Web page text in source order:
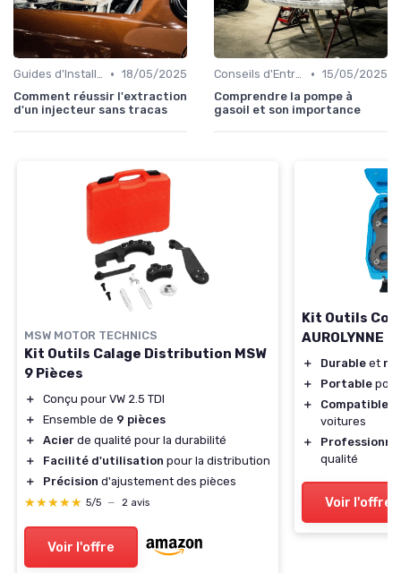
Guides d'Installation et de Réparation • 18/05/2025
Comment réussir l'extraction
d'un injecteur sans tracas
Conseils d'Entretien Auto • 15/05/2025
Comprendre la pompe à
gasoil et son importance
MSW MOTOR TECHNICS
Kit Outils Calage Distribution MSW
9 Pièces
＋
Conçu pour VW 2.5 TDI
＋
Ensemble de 9 pièces
＋
Acier de qualité pour la durabilité
＋
Facilité d'utilisation pour la distribution
＋
Précision d'ajustement des pièces
★★★★★
★★★★★ 5/5 — 2 avis
Voir l'offre
Kit Outils
AUROLYNNE
＋ Durable et
＋
Portable
＋
Compatible
voitures
＋
qualité
Voir l'offre